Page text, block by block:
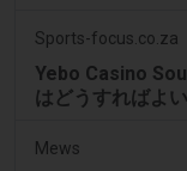
Sports-focus.co.za
Yebo Casino
はどうすればよ
Mews